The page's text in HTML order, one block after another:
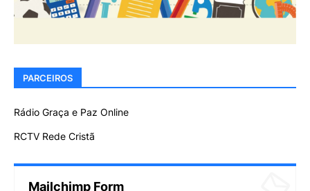
PARCEIROS
Rádio Graça e Paz Online
RCTV Rede Cristã
Mailchimp Form